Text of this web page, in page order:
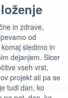
in zdrave,
od
sledimo in
dejanjem. Sicer
vseh vrst,
projekt ali pa se
tudi dan, ko